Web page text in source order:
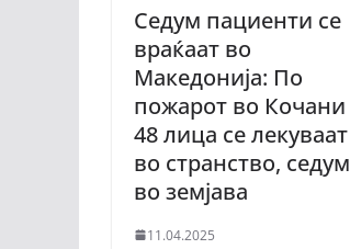
Седум пациенти се
враќаат во
Македонија: По
пожарот во Кочани
48 лица се лекуваат
во странство, седум
во земјава
11.04.2025